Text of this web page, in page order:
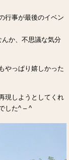
行事が最後のイベン
か、不思議な気分
やっぱり嬉しかった
現しようとしてくれ
した^ – ^